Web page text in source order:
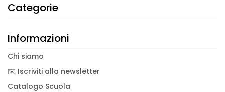
Categorie
Informazioni
Chi siamo
✉️ Iscriviti alla newsletter
Catalogo Scuola